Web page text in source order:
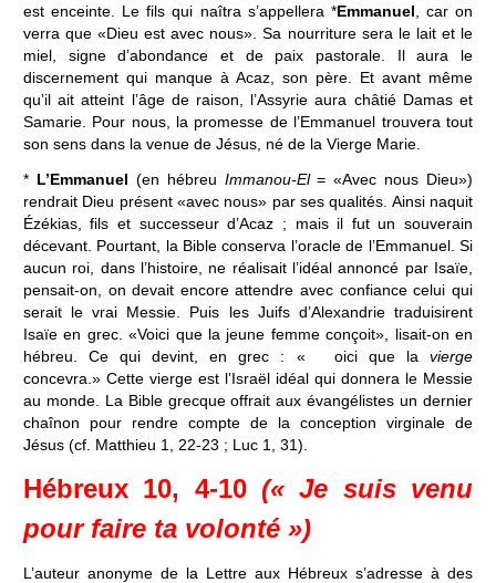
est enceinte. Le fils qui naîtra s’appellera *Emmanuel , car on
verra que «Dieu est avec nous». Sa nourriture sera le lait et le
miel, signe d’abondance et de paix pastorale. Il aura le
discernement qui manque à Acaz, son père. Et avant même
qu’il ait atteint l’âge de raison, l’Assyrie aura châtié Damas et
Samarie. Pour nous, la promesse de l’Emmanuel trouvera tout
son sens dans la venue de Jésus, né de la Vierge Marie.
* L’Emmanuel (en hébreu Immanou-El= «Avec nous Dieu»)
rendrait Dieu présent «avec nous» par ses qualités. Ainsi naquit
Ézékias, fils et successeur d’Acaz ; mais il fut un souverain
décevant. Pourtant, la Bible conserva l’oracle de l’Emmanuel. Si
aucun roi, dans l’histoire, ne réalisait l’idéal annoncé par Isaïe,
pensait-on, on devait encore attendre avec confiance celui qui
serait le vrai Messie. Puis les Juifs d’Alexandrie traduisirent
Isaïe en grec. «Voici que la jeune femme conçoit», lisait-on en
hébreu. Ce qui devint, en grec : « oici que lavierge
concevra.» Cette vierge est l’Israël idéal qui donnera le Messie
au monde. La Bible grecque offrait aux évangélistes un dernier
chaînon pour rendre compte de la conception virginale de
Jésus (cf. Matthieu 1, 22-23 ; Luc 1, 31).
Hébreux 10, 4-10 (« Je suis venu
pour faire ta volonté »)
L’auteur anonyme de la Lettre aux Hébreux s’adresse à des